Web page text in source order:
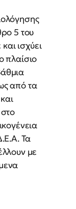
5 του
ισχύει
πλαίσιο
από τα
Τα
με